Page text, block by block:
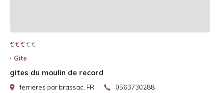
€ € € € €
€ € €
Gite
gites du moulin de record
ferrieres par brassac, FR 0563730288